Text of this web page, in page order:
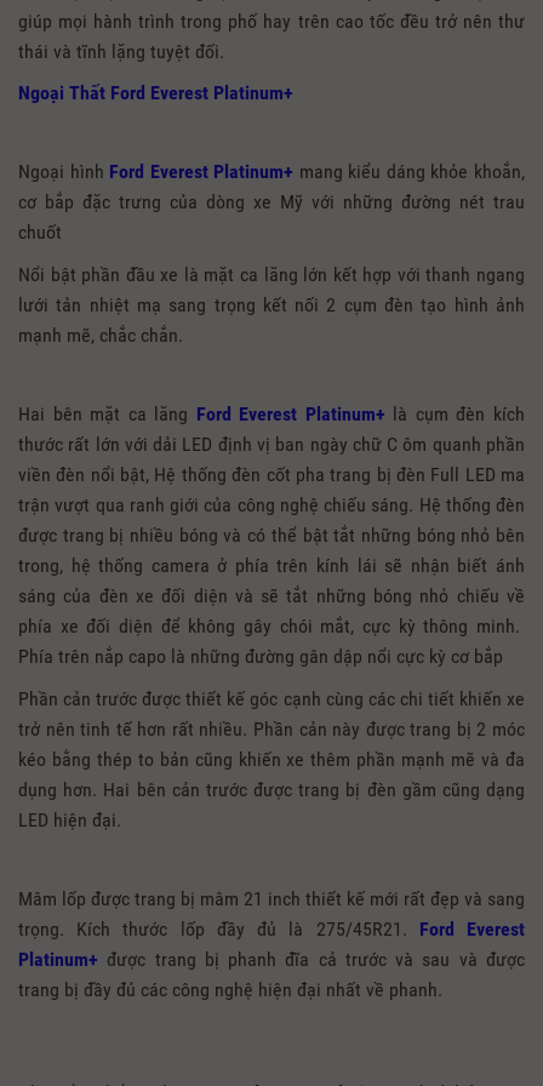
giúp mọi hành trình trong phố hay trên cao tốc đều trở nên thư
thái và tĩnh lặng tuyệt đối.
Ngoại Thất Ford Everest Platinum+
Ngoại hình Ford Everest Platinum+ mang kiểu dáng khỏe khoắn,
cơ bắp đặc trưng của dòng xe Mỹ với những đường nét trau
chuốt
Nổi bật phần đầu xe là mặt ca lăng lớn kết hợp với thanh ngang
lưới tản nhiệt mạ sang trọng kết nối 2 cụm đèn tạo hình ảnh
mạnh mẽ, chắc chắn.
Hai bên mặt ca lăng Ford Everest Platinum+ là cụm đèn kích
thước rất lớn với dải LED định vị ban ngày chữ C ôm quanh phần
viền đèn nổi bật, Hệ thống đèn cốt pha trang bị đèn Full LED ma
trận vượt qua ranh giới của công nghệ chiếu sáng. Hệ thống đèn
được trang bị nhiều bóng và có thể bật tắt những bóng nhỏ bên
trong, hệ thống camera ở phía trên kính lái sẽ nhận biết ánh
sáng của đèn xe đối diện và sẽ tắt những bóng nhỏ chiếu về
phía xe đối diện để không gây chói mắt, cực kỳ thông minh.
Phía trên nắp capo là những đường gân dập nổi cực kỳ cơ bắp
Phần cản trước được thiết kế góc cạnh cùng các chi tiết khiến xe
trở nên tinh tế hơn rất nhiều. Phần cản này được trang bị 2 móc
kéo bằng thép to bản cũng khiến xe thêm phần mạnh mẽ và đa
dụng hơn. Hai bên cản trước được trang bị đèn gầm cũng dạng
LED hiện đại.
Mâm lốp được trang bị mâm 21 inch thiết kế mới rất đẹp và sang
trọng. Kích thước lốp đầy đủ là 275/45R21. Ford Everest
Platinum+ được trang bị phanh đĩa cả trước và sau và được
trang bị đầy đủ các công nghệ hiện đại nhất về phanh.